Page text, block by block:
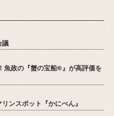
魚政の『蟹の宝船®』が高評価を
ンスポット『かにべん』